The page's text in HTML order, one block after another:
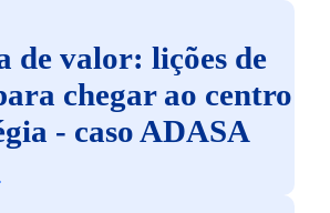
de valor: lições de
chegar ao centro
- caso ADASA